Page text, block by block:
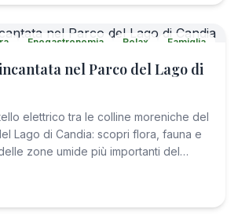
Enogastronomia Relax
Famiglia
nel Parco del Lago di
elettrico tra le colline moreniche del
Lago di Candia: scopri flora, fauna e
zone umide più importanti del